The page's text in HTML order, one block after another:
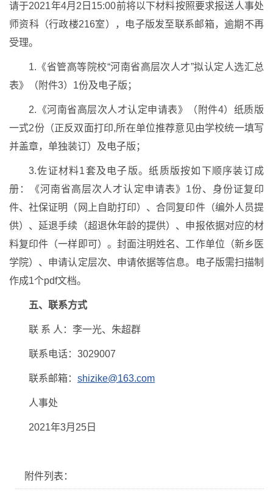
请于2021年4月2日15:00前将以下材料按照要求报送人事处
师资科（行政楼216室），电子版发至联系邮箱，逾期不再
受理。
1.《省管高等院校“河南省高层次人才”拟认定人选汇总
表》（附件3）1份及电子版；
2.《河南省高层次人才认定申请表》（附件4）纸质版
一式2份（正反双面打印,所在单位推荐意见由学校统一填写
并盖章，单独装订）及电子版；
3.佐证材料1套及电子版。纸质版按如下顺序装订成
册：《河南省高层次人才认定申请表》1份、身份证复印
件、社保证明（网上自助打印）、合同复印件（编外人员提
供）、延退手续（超退休年龄的提供）、申报依据对应的材
料复印件（一样即可）。封面注明姓名、工作单位（新乡医
学院）、申请认定层次、申请依据等信息。电子版需扫描制
作成1个pdf文档。
五、联系方式
联 系 人：李一光、朱超群
联系电话：3029007
联系邮箱： shizike@163.com
人事处
2021年3月25日
附件列表：